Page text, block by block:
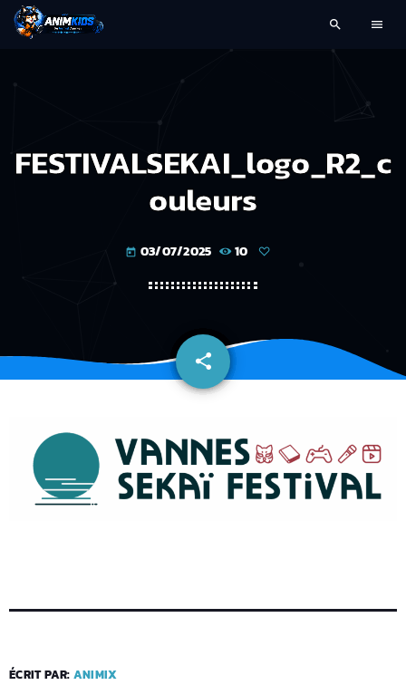
search menu
FESTIVALSEKAI_logo_R2_c
ouleurs
today 03/07/2025 10
share
email
ÉCRIT PAR: ANIMIX